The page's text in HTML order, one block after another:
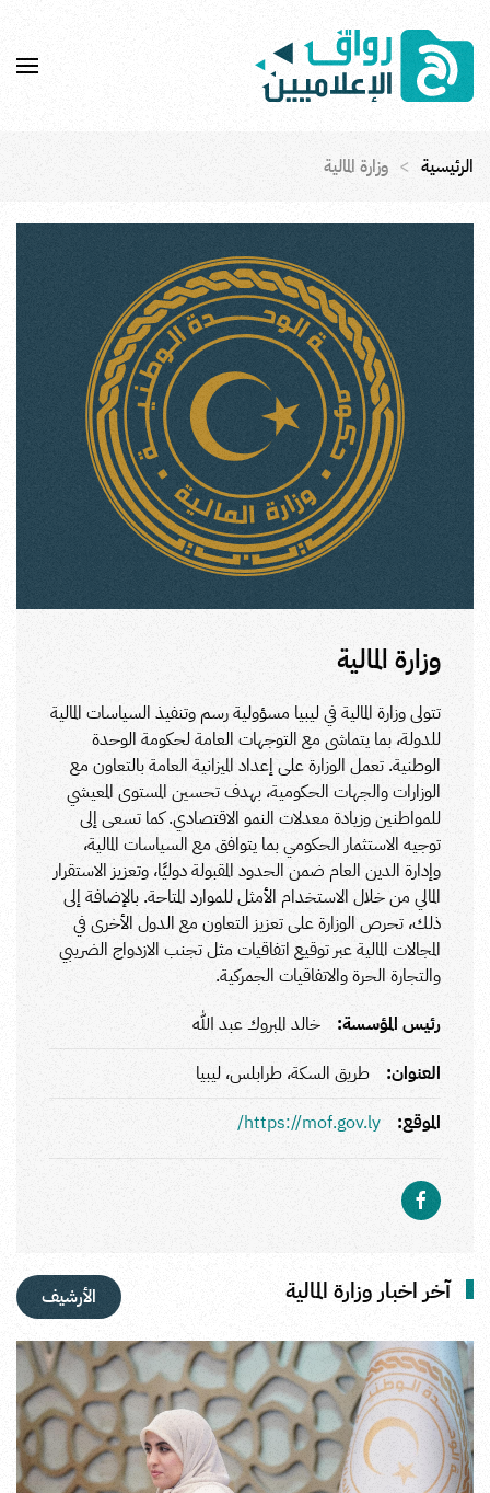
Skip to main content
الرئيسية وزارة المالية
وزارة المالية
تتولى وزارة المالية في ليبيا مسؤولية رسم وتنفيذ السياسات المالية
للدولة، بما يتماشى مع التوجهات العامة لحكومة الوحدة
الوطنية. تعمل الوزارة على إعداد الميزانية العامة بالتعاون مع
الوزارات والجهات الحكومية، بهدف تحسين المستوى المعيشي
للمواطنين وزيادة معدلات النمو الاقتصادي. كما تسعى إلى
توجيه الاستثمار الحكومي بما يتوافق مع السياسات المالية،
وإدارة الدين العام ضمن الحدود المقبولة دوليًا، وتعزيز الاستقرار
المالي من خلال الاستخدام الأمثل للموارد المتاحة. بالإضافة إلى
ذلك، تحرص الوزارة على تعزيز التعاون مع الدول الأخرى في
المجالات المالية عبر توقيع اتفاقيات مثل تجنب الازدواج الضريبي
والتجارة الحرة والاتفاقيات الجمركية.
رئيس المؤسسة:
خالد المبروك عبد الله
العنوان:
طريق السكة، طرابلس، ليبيا
الموقع:
https://mof.gov.ly/
آخر اخبار وزارة المالية الأرشيف